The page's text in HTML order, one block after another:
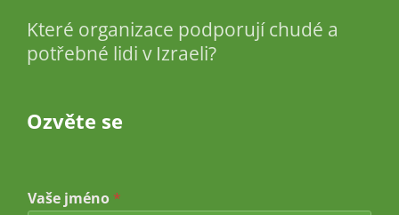
Které organizace podporují chudé a
potřebné lidi v Izraeli?
Ozvěte se
Vaše jméno *